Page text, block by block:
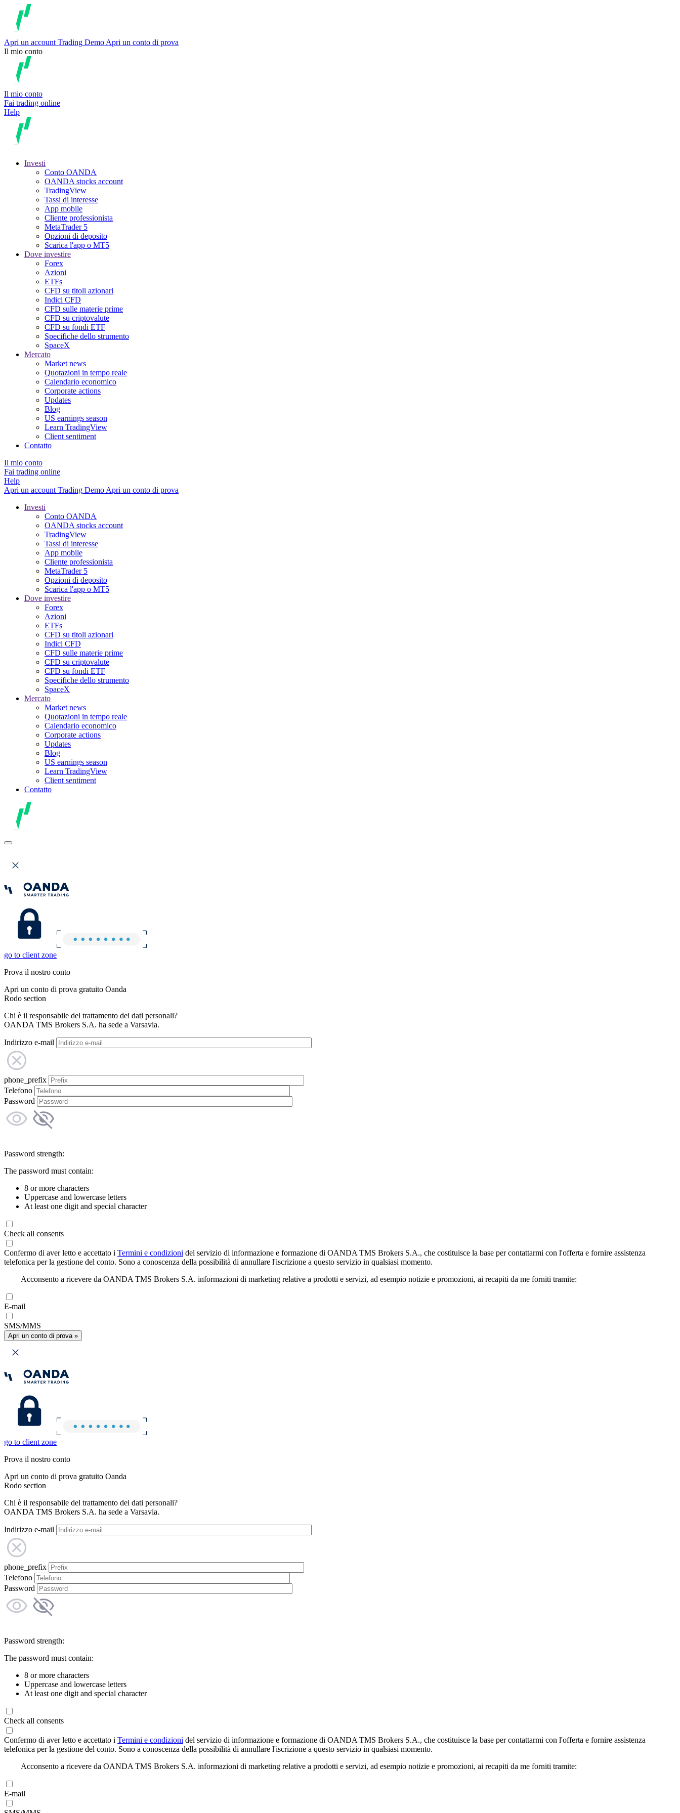
Apri un account Trading Demo Apri un conto di prova
Il mio conto
Il mio conto
Fai trading online
Help
Investi
Conto OANDA
OANDA stocks account
TradingView
Tassi di interesse
App mobile
Cliente professionista
MetaTrader 5
Opzioni di deposito
Scarica l'app o MT5
Dove investire
Forex
Azioni
ETFs
CFD su titoli azionari
Indici CFD
CFD sulle materie prime
CFD su criptovalute
CFD su fondi ETF
Specifiche dello strumento
SpaceX
Mercato
Market news
Quotazioni in tempo reale
Calendario economico
Corporate actions
Updates
Blog
US earnings season
Learn TradingView
Client sentiment
Contatto
Il mio conto
Fai trading online
Help
Apri un account Trading Demo Apri un conto di prova
Investi
Conto OANDA
OANDA stocks account
TradingView
Tassi di interesse
App mobile
Cliente professionista
MetaTrader 5
Opzioni di deposito
Scarica l'app o MT5
Dove investire
Forex
Azioni
ETFs
CFD su titoli azionari
Indici CFD
CFD sulle materie prime
CFD su criptovalute
CFD su fondi ETF
Specifiche dello strumento
SpaceX
Mercato
Market news
Quotazioni in tempo reale
Calendario economico
Corporate actions
Updates
Blog
US earnings season
Learn TradingView
Client sentiment
Contatto
go to client zone
Prova il nostro conto
Apri un conto di prova gratuito Oanda
Rodo section
Chi è il responsabile del trattamento dei dati personali?
OANDA TMS Brokers S.A. ha sede a Varsavia.
Indirizzo e-mail
phone_prefix
Telefono
Password
Password strength:
The password must contain:
8 or more characters
Uppercase and lowercase letters
At least one digit and special character
Check all consents
Confermo di aver letto e accettato i Termini e condizioni del servizio di informazione e formazione di OANDA TMS Brokers S.A., che costituisce la base per contattarmi con l'offerta e fornire assistenza
telefonica per la gestione del conto. Sono a conoscenza della possibilità di annullare l'iscrizione a questo servizio in qualsiasi momento.
Acconsento a ricevere da OANDA TMS Brokers S.A. informazioni di marketing relative a prodotti e servizi, ad esempio notizie e promozioni, ai recapiti da me forniti tramite:
E-mail
SMS/MMS
Apri un conto di prova »
go to client zone
Prova il nostro conto
Apri un conto di prova gratuito Oanda
Rodo section
Chi è il responsabile del trattamento dei dati personali?
OANDA TMS Brokers S.A. ha sede a Varsavia.
Indirizzo e-mail
phone_prefix
Telefono
Password
Password strength:
The password must contain:
8 or more characters
Uppercase and lowercase letters
At least one digit and special character
Check all consents
Confermo di aver letto e accettato i Termini e condizioni del servizio di informazione e formazione di OANDA TMS Brokers S.A., che costituisce la base per contattarmi con l'offerta e fornire assistenza
telefonica per la gestione del conto. Sono a conoscenza della possibilità di annullare l'iscrizione a questo servizio in qualsiasi momento.
Acconsento a ricevere da OANDA TMS Brokers S.A. informazioni di marketing relative a prodotti e servizi, ad esempio notizie e promozioni, ai recapiti da me forniti tramite:
E-mail